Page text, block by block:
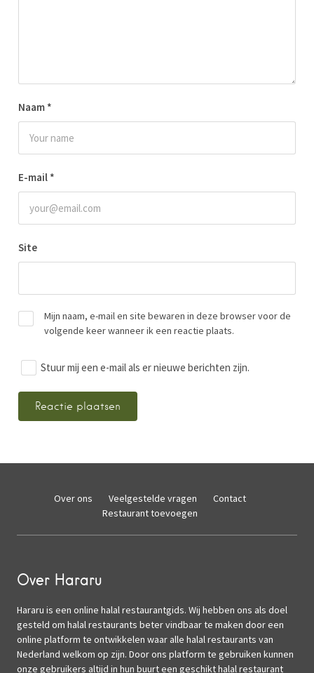
Naam *
E-mail *
Site
Mijn naam, e-mail en site bewaren in deze browser voor de
volgende keer wanneer ik een reactie plaats.
Stuur mij een e-mail als er nieuwe berichten zijn.
Over ons Veelgestelde vragen
Contact
Restaurant toevoegen
Over Hararu
Hararu is een online halal restaurantgids. Wij hebben ons als doel
gesteld om halal restaurants beter vindbaar te maken door een
online platform te ontwikkelen waar alle halal restaurants van
Nederland welkom op zijn. Door ons platform te gebruiken kunnen
onze gebruikers altijd in hun buurt een geschikt halal restaurant